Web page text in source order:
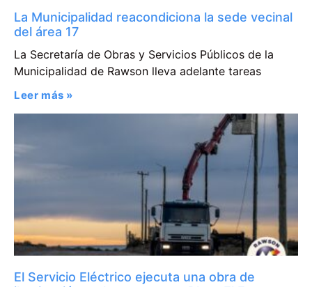
La Municipalidad reacondiciona la sede vecinal
del área 17
La Secretaría de Obras y Servicios Públicos de la
Municipalidad de Rawson lleva adelante tareas
Leer más »
El Servicio Eléctrico ejecuta una obra de